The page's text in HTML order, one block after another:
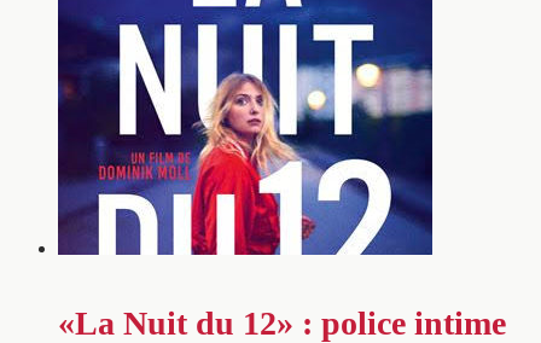
«La Nuit du 12» : police intime